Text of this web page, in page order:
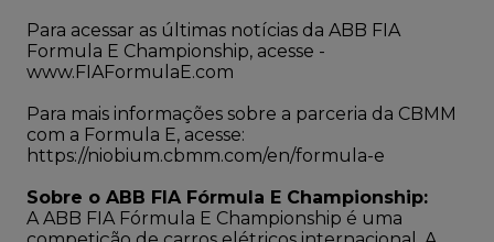
Para acessar as últimas notícias da ABB FIA
Formula E Championship, acesse -
www.FIAFormulaE.com
Para mais informações sobre a parceria da CBMM
com a Formula E, acesse:
https://niobium.cbmm.com/en/formula-e
Sobre o ABB FIA Fórmula E Championship:
A ABB FIA Fórmula E Championship é uma